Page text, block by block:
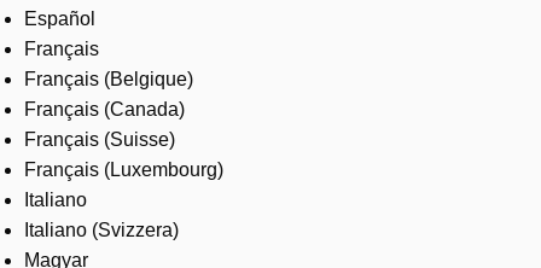
Español
Français
Français (Belgique)
Français (Canada)
Français (Suisse)
Français (Luxembourg)
Italiano
Italiano (Svizzera)
Magyar